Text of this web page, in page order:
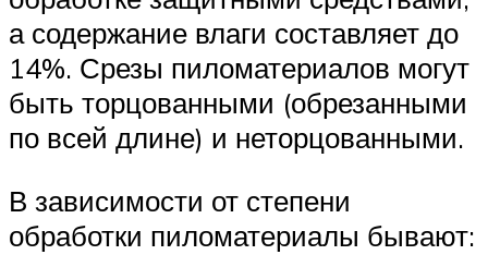
а содержание влаги составляет до
14%. Срезы пиломатериалов могут
быть торцованными (обрезанными
по всей длине) и неторцованными.
В зависимости от степени
обработки пиломатериалы бывают: